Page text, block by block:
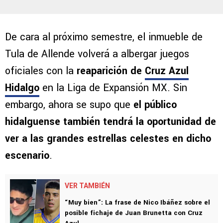
De cara al próximo semestre, el inmueble de
Tula de Allende volverá a albergar juegos
oficiales con la reaparición de Cruz Azul
Hidalgo en la Liga de Expansión MX. Sin
embargo, ahora se supo que el público
hidalguense también tendrá la oportunidad de
ver a las grandes estrellas celestes en dicho
escenario.
VER TAMBIÉN
“Muy bien”: La frase de Nico Ibáñez sobre el
posible fichaje de Juan Brunetta con Cruz